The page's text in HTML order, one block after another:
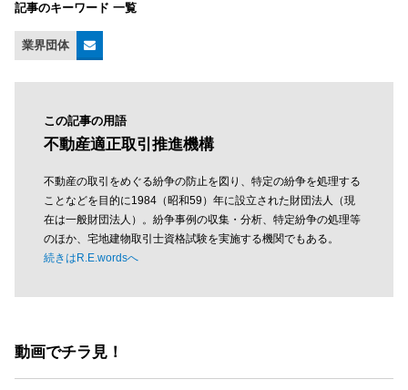
記事のキーワード 一覧
業界団体
この記事の用語
不動産適正取引推進機構
不動産の取引をめぐる紛争の防止を図り、特定の紛争を処理する
ことなどを目的に1984（昭和59）年に設立された財団法人（現
在は一般財団法人）。紛争事例の収集・分析、特定紛争の処理等
のほか、宅地建物取引士資格試験を実施する機関でもある。
続きはR.E.wordsへ
動画でチラ見！